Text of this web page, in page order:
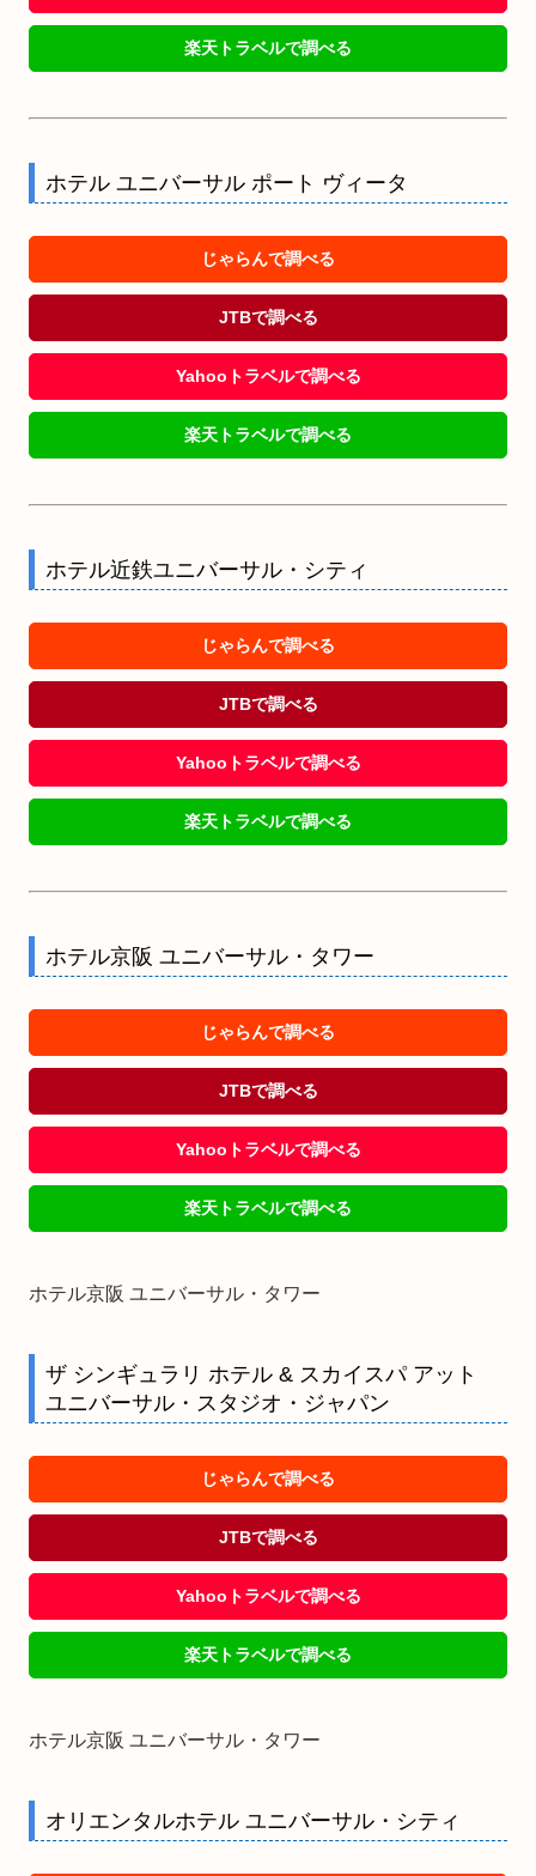
楽天トラベルで調べる
ホテル ユニバーサル ポート ヴィータ
じゃらんで調べる
JTBで調べる
Yahooトラベルで調べる
楽天トラベルで調べる
ホテル近鉄ユニバーサル・シティ
じゃらんで調べる
JTBで調べる
Yahooトラベルで調べる
楽天トラベルで調べる
ホテル京阪 ユニバーサル・タワー
じゃらんで調べる
JTBで調べる
Yahooトラベルで調べる
楽天トラベルで調べる
ホテル京阪 ユニバーサル・タワー
ザ シンギュラリ ホテル & スカイスパ アット
ユニバーサル・スタジオ・ジャパン
じゃらんで調べる
JTBで調べる
Yahooトラベルで調べる
楽天トラベルで調べる
ホテル京阪 ユニバーサル・タワー
オリエンタルホテル ユニバーサル・シティ